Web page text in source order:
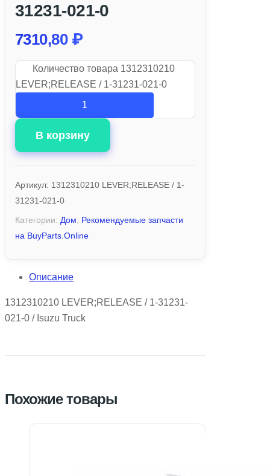
31231-021-0
7310,80 ₽
Количество товара 1312310210
LEVER;RELEASE / 1-31231-021-0
В корзину
Артикул: 1312310210 LEVER;RELEASE / 1-
31231-021-0
Категории: Дом
Рекомендуемые запчасти
на BuyParts.Online
Описание
1312310210 LEVER;RELEASE / 1-31231-
021-0 / Isuzu Truck
Похожие товары